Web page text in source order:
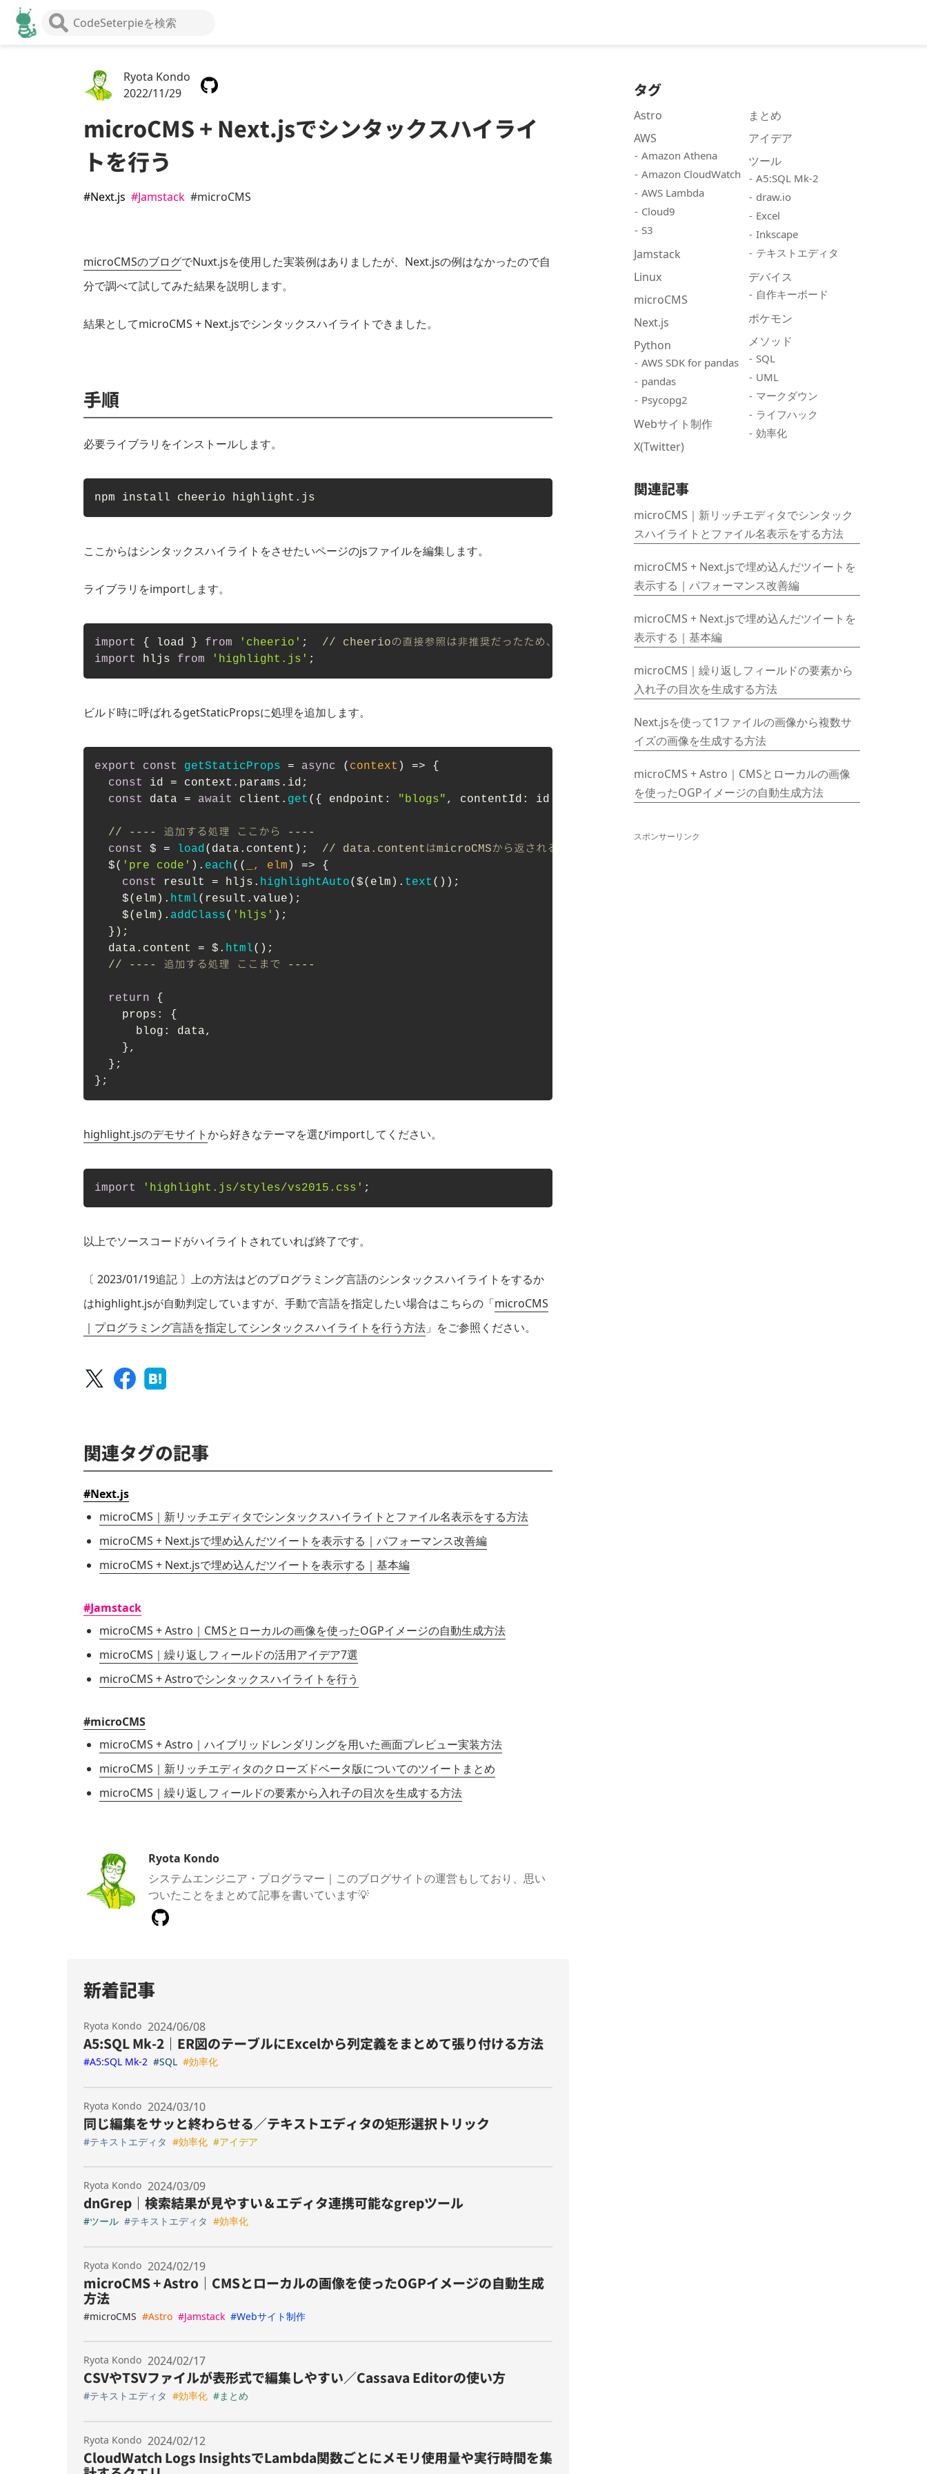
Ryota Kondo
2022/11/29
microCMS + Next.jsでシンタックスハイライ
トを行う
#Next.js #Jamstack #microCMS
microCMSのブログでNuxt.jsを使用した実装例はありましたが、Next.jsの例はなかったので自
分で調べて試してみた結果を説明します。
結果としてmicroCMS + Next.jsでシンタックスハイライトできました。
手順
必要ライブラリをインストールします。
npm install cheerio highlight.js
ここからはシンタックスハイライトをさせたいページのjsファイルを編集します。
ライブラリをimportします。
import { load } from 'cheerio' ; // cheerioの直接参照は非推奨だったため、loadをimport
import
hljs from 'highlight.js' ;
ビルド時に呼ばれるgetStaticPropsに処理を追加します。
export const getStaticProps = async ( context ) => {
const
id = context. params . id ;
const
data = await client. get ({ endpoint : "blogs" , contentId : id });
// ---- 追加する処理 ここから ----
const
$ = load(data. content ); // data.contentはmicroCMSから返されるリッチエディタ部
  $(
'pre code' ). each( ( _, elm ) => {
const
result = hljs. highlightAuto($(elm). text ());
    $(elm).
html(result.value );
    $(elm).
addClass( 'hljs' );
  });
  data.
content = $. html();
// ---- 追加する処理 ここまで ----
return {
props : {
blog : data,
    },
  };
};
highlight.jsのデモサイトから好きなテーマを選びimportしてください。
import 'highlight.js/styles/vs2015.css' ;
以上でソースコードがハイライトされていれば終了です。
〔 2023/01/19追記 〕上の方法はどのプログラミング言語のシンタックスハイライトをするか
はhighlight.jsが自動判定していますが、手動で言語を指定したい場合はこちらの「microCMS
｜プログラミング言語を指定してシンタックスハイライトを行う方法 」をご参照ください。
関連タグの記事
#Next.js
microCMS｜新リッチエディタでシンタックスハイライトとファイル名表示をする方法
microCMS + Next.jsで埋め込んだツイートを表示する｜パフォーマンス改善編
microCMS + Next.jsで埋め込んだツイートを表示する｜基本編
#Jamstack
microCMS + Astro｜CMSとローカルの画像を使ったOGPイメージの自動生成方法
microCMS｜繰り返しフィールドの活用アイデア7選
microCMS + Astroでシンタックスハイライトを行う
#microCMS
microCMS + Astro｜ハイブリッドレンダリングを用いた画面プレビュー実装方法
microCMS｜新リッチエディタのクローズドベータ版についてのツイートまとめ
microCMS｜繰り返しフィールドの要素から入れ子の目次を生成する方法
Ryota Kondo
システムエンジニア・プログラマー｜このブログサイトの運営もしており、思い
ついたことをまとめて記事を書いています💡
新着記事
Ryota Kondo 2024/06/08
A5:SQL Mk-2｜ER図のテーブルにExcelから列定義をまとめて張り付ける方法
#A5:SQL Mk-2 #SQL #効率化
Ryota Kondo 2024/03/10
同じ編集をサッと終わらせる／テキストエディタの矩形選択トリック
#テキストエディタ #効率化 #アイデア
Ryota Kondo 2024/03/09
dnGrep｜検索結果が見やすい＆エディタ連携可能なgrepツール
#ツール #テキストエディタ #効率化
Ryota Kondo 2024/02/19
microCMS + Astro｜CMSとローカルの画像を使ったOGPイメージの自動生成
方法
#microCMS #Astro #Jamstack #Webサイト制作
Ryota Kondo 2024/02/17
CSVやTSVファイルが表形式で編集しやすい／Cassava Editorの使い方
#テキストエディタ #効率化 #まとめ
Ryota Kondo 2024/02/12
CloudWatch Logs InsightsでLambda関数ごとにメモリ使用量や実行時間を集
タグ
Astro
AWS
Amazon Athena
Amazon CloudWatch
AWS Lambda
Cloud9
S3
Jamstack
Linux
microCMS
Next.js
Python
AWS SDK for pandas
pandas
Psycopg2
Webサイト制作
X(Twitter)
まとめ
アイデア
ツール
A5:SQL Mk-2
draw.io
Excel
Inkscape
テキストエディタ
デバイス
自作キーボード
ポケモン
メソッド
SQL
UML
マークダウン
ライフハック
効率化
関連記事
microCMS｜新リッチエディタでシンタック
スハイライトとファイル名表示をする方法
microCMS + Next.jsで埋め込んだツイートを
表示する｜パフォーマンス改善編
microCMS + Next.jsで埋め込んだツイートを
表示する｜基本編
microCMS｜繰り返しフィールドの要素から
入れ子の目次を生成する方法
Next.jsを使って1ファイルの画像から複数サ
イズの画像を生成する方法
microCMS + Astro｜CMSとローカルの画像
を使ったOGPイメージの自動生成方法
スポンサーリンク